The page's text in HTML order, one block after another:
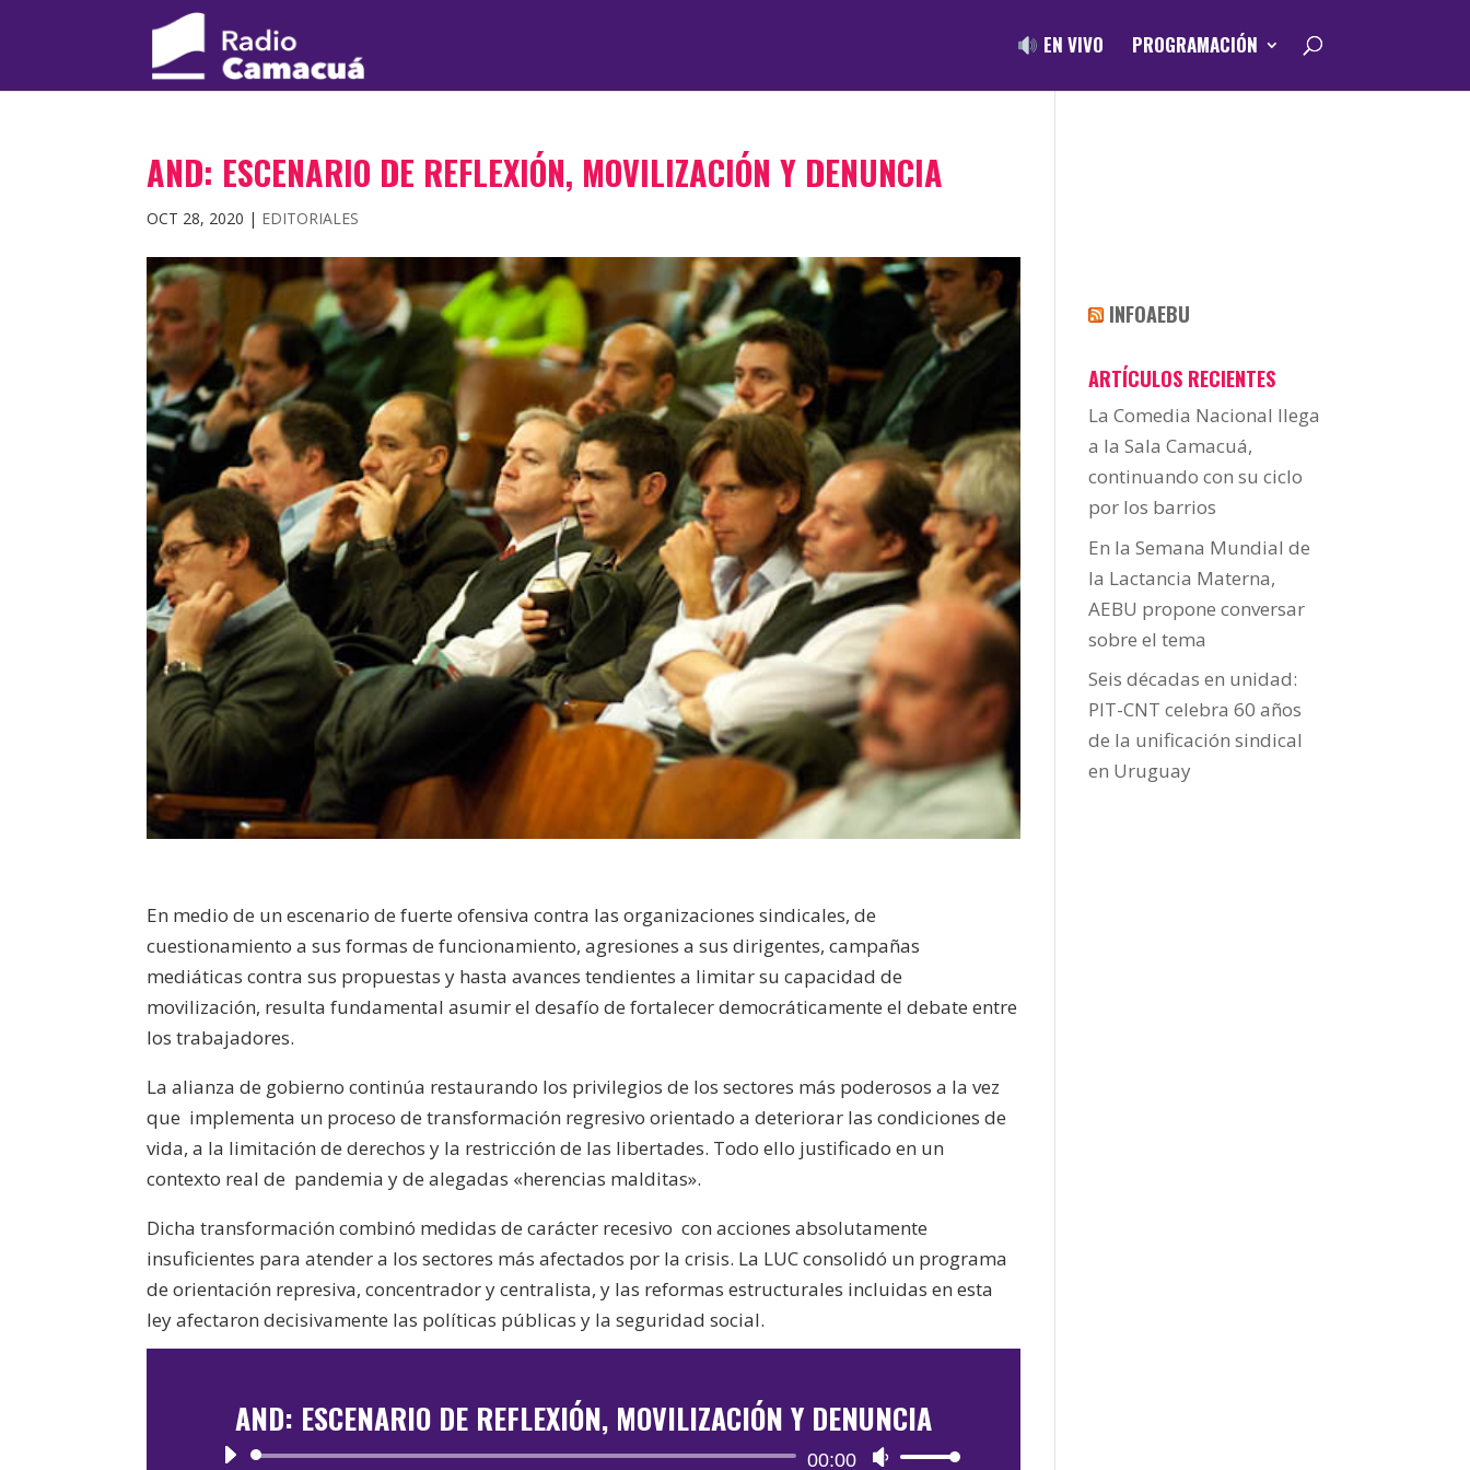
EN VIVO PROGRAMACIÓN
AND: ESCENARIO DE REFLEXIÓN, MOVILIZACIÓN Y DENUNCIA
OCT 28, 2020 | EDITORIALES
En medio de un escenario de fuerte ofensiva contra las organizaciones sindicales, de
cuestionamiento a sus formas de funcionamiento, agresiones a sus dirigentes, campañas
mediáticas contra sus propuestas y hasta avances tendientes a limitar su capacidad de
movilización, resulta fundamental asumir el desafío de fortalecer democráticamente el debate entre
los trabajadores.
La alianza de gobierno continúa restaurando los privilegios de los sectores más poderosos a la vez
que implementa un proceso de transformación regresivo orientado a deteriorar las condiciones de
vida, a la limitación de derechos y la restricción de las libertades. Todo ello justificado en un
contexto real de pandemia y de alegadas «herencias malditas».
Dicha transformación combinó medidas de carácter recesivo con acciones absolutamente
insuficientes para atender a los sectores más afectados por la crisis. La LUC consolidó un programa
de orientación represiva, concentrador y centralista, y las reformas estructurales incluidas en esta
ley afectaron decisivamente las políticas públicas y la seguridad social.
AND: ESCENARIO DE REFLEXIÓN, MOVILIZACIÓN Y DENUNCIA
Reproductor 00:00 Utiliza
INFOAEBU
ARTÍCULOS RECIENTES
La Comedia Nacional llega
a la Sala Camacuá,
continuando con su ciclo
por los barrios
En la Semana Mundial de
la Lactancia Materna,
AEBU propone conversar
sobre el tema
Seis décadas en unidad:
PIT-CNT celebra 60 años
de la unificación sindical
en Uruguay